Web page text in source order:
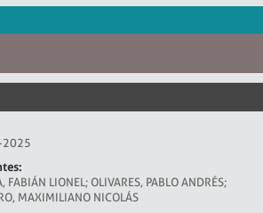
FABIÁN LIONEL; OLIVARES, PABLO ANDRÉS;
MAXIMILIANO NICOLÁS